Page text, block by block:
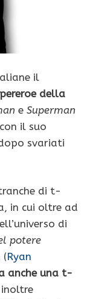
il
della
e Superman
il suo
svariati
di t-
in cui oltre ad
di
potere
(Ryan
anche una t-
inoltre